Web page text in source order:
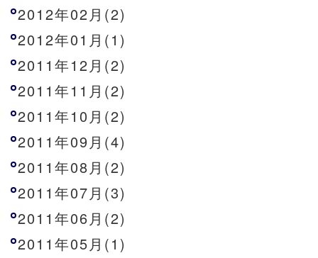
2012年02月(2)
2012年01月(1)
2011年12月(2)
2011年11月(2)
2011年10月(2)
2011年09月(4)
2011年08月(2)
2011年07月(3)
2011年06月(2)
2011年05月(1)